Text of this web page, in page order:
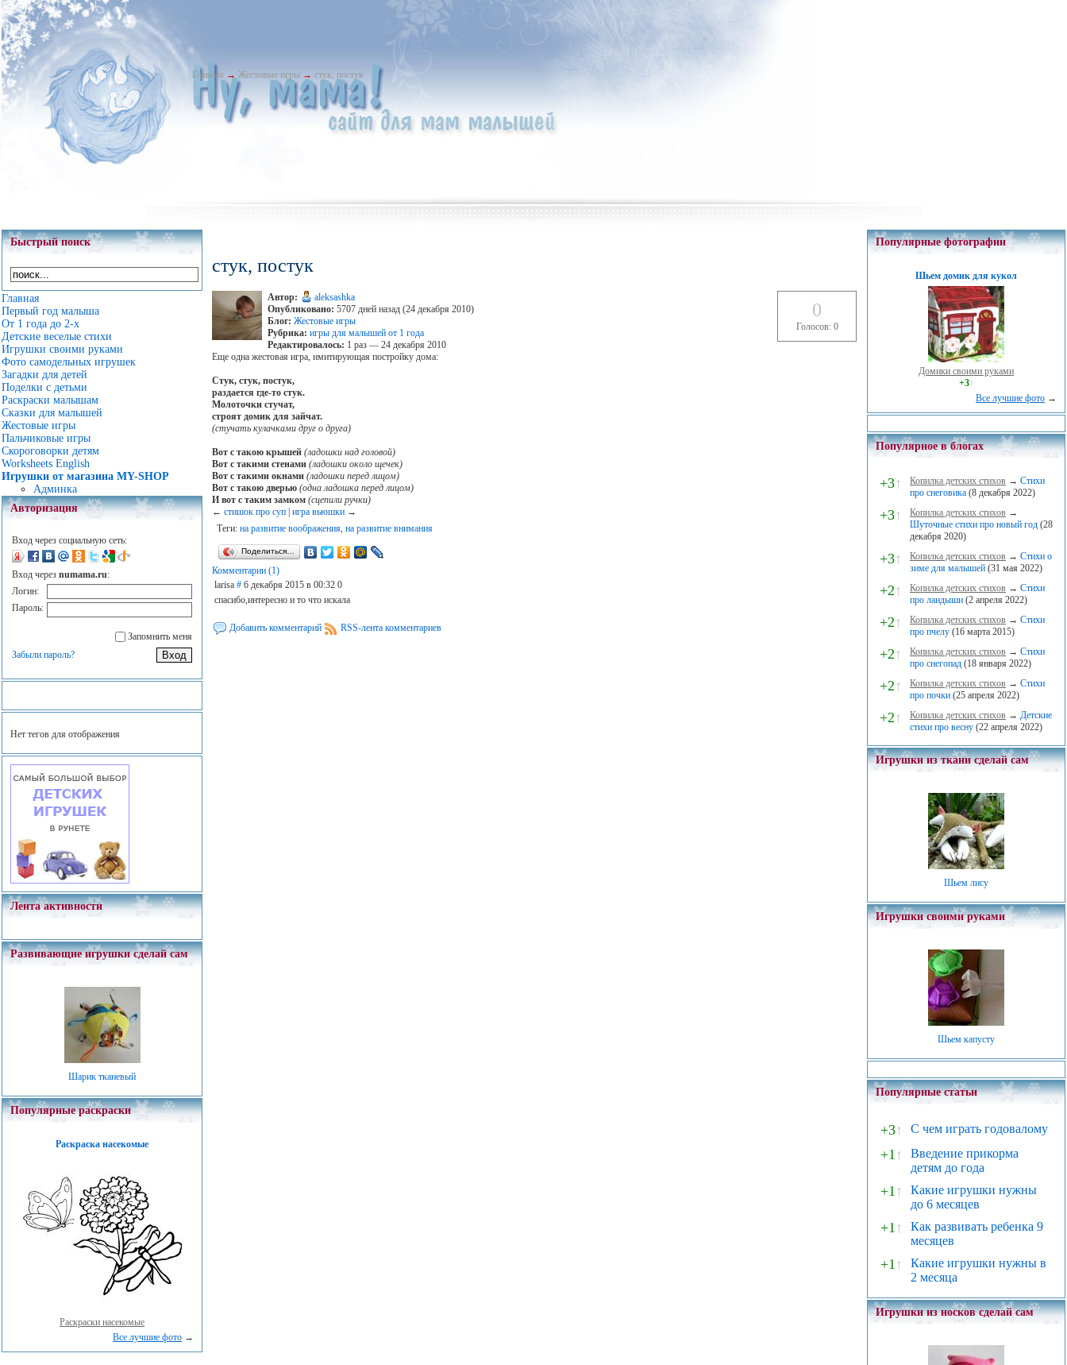
Главная → Жестовые игры → стук, постук
Быстрый поиск
Главная
Первый год малыша
От 1 года до 2-х
Детские веселые стихи
Игрушки своими руками
Фото самодельных игрушек
Загадки для детей
Поделки с детьми
Раскраски малышам
Сказки для малышей
Жестовые игры
Пальчиковые игры
Скороговорки детям
Worksheets English
Игрушки от магазина MY-SHOP
Админка
Авторизация
Вход через социальную сеть:
Вход через numama.ru:
Логин:
Пароль:
Запомнить меня
Забыли пароль?
Нет тегов для отображения
Лента активности
Развивающие игрушки сделай сам
Шарик тканевый
Популярные раскраски
Раскраска насекомые
Раскраски насекомые
Все лучшие фото →
стук, постук
Автор:
aleksashka
Опубликовано: 5707 дней назад (24 декабря 2010)
Блог: Жестовые игры
Рубрика: игры для малышей от 1 года
Редактировалось: 1 раз — 24 декабря 2010
0
Голосов: 0
Еще одна жестовая игра, имитирующая постройку дома:
Стук, стук, постук,
раздается где-то стук.
Молоточки стучат,
строят домик для зайчат.
(стучать кулачками друг о друга)
Вот с такою крышей (ладошки над головой)
Вот с такими стенами(ладошки около щечек)
Вот с такими окнами (ладошки перед лицом)
Вот с такою дверью (одна ладошка перед лицом)
И вот с таким замком (сцепили ручки)
←стишок про суп |игра вьюшки →
Теги:на развитие воображения,на развитие внимания
Поделиться…
Комментарии (1)
larisa# 6 декабря 2015 в 00:32 0
спасибо,интересно и то что искала
Добавить комментарий RSS-лента комментариев
Популярные фотографии
Шьем домик для кукол
Домики своими руками
+3↑
Все лучшие фото →
Популярное в блогах
+3↑ Копилка детских стихов → Стихи
про снеговика (8 декабря 2022)
+3↑ Копилка детских стихов →
Шуточные стихи про новый год (28
декабря 2020)
+3↑ Копилка детских стихов → Стихи о
зиме для малышей (31 мая 2022)
+2↑ Копилка детских стихов → Стихи
про ландыши (2 апреля 2022)
+2↑ Копилка детских стихов → Стихи
про пчелу (16 марта 2015)
+2↑ Копилка детских стихов → Стихи
про снегопад (18 января 2022)
+2↑ Копилка детских стихов → Стихи
про почки (25 апреля 2022)
+2↑ Копилка детских стихов → Детские
стихи про весну (22 апреля 2022)
Игрушки из ткани сделай сам
Шьем лису
Игрушки своими руками
Шьем капусту
Популярные статьи
+3↑ С чем играть годовалому
+1↑
Введение прикорма
детям до года
+1↑
Какие игрушки нужны
до 6 месяцев
+1↑
Как развивать ребенка 9
месяцев
+1↑
Какие игрушки нужны в
2 месяца
Игрушки из носков сделай сам